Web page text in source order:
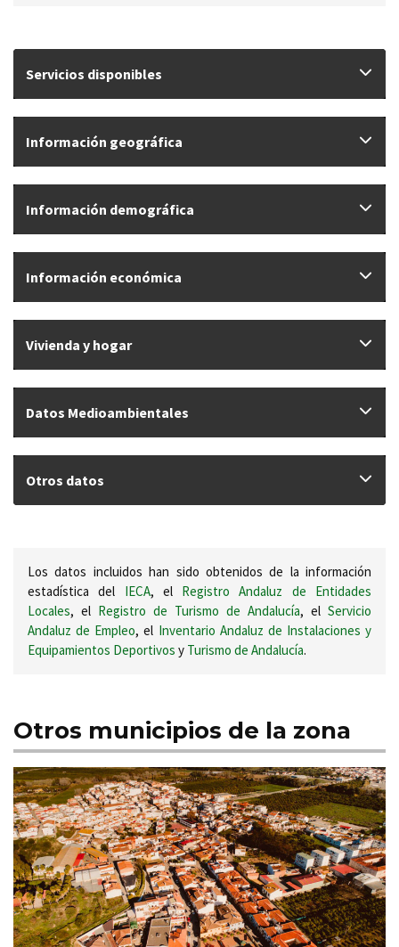
Servicios disponibles
Información geográfica
Información demográfica
Información económica
Vivienda y hogar
Datos Medioambientales
Otros datos
Los datos incluidos han sido obtenidos de la información
estadística del IECA, el Registro Andaluz de Entidades
Locales, el Registro de Turismo de Andalucía, el Servicio
Andaluz de Empleo, el Inventario Andaluz de Instalaciones y
Equipamientos Deportivos y Turismo de Andalucía.
Otros municipios de la zona